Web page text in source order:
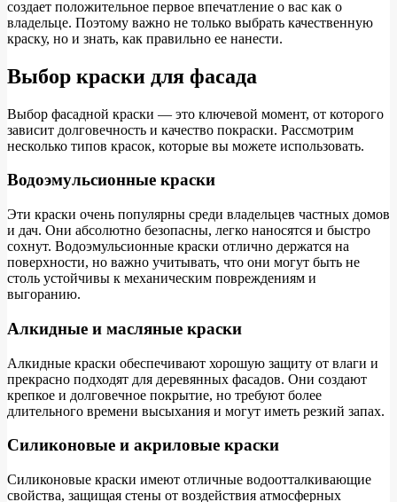
создает положительное первое впечатление о вас как о
владельце. Поэтому важно не только выбрать качественную
краску, но и знать, как правильно ее нанести.
Выбор краски для фасада
Выбор фасадной краски — это ключевой момент, от которого
зависит долговечность и качество покраски. Рассмотрим
несколько типов красок, которые вы можете использовать.
Водоэмульсионные краски
Эти краски очень популярны среди владельцев частных домов
и дач. Они абсолютно безопасны, легко наносятся и быстро
сохнут. Водоэмульсионные краски отлично держатся на
поверхности, но важно учитывать, что они могут быть не
столь устойчивы к механическим повреждениям и
выгоранию.
Алкидные и масляные краски
Алкидные краски обеспечивают хорошую защиту от влаги и
прекрасно подходят для деревянных фасадов. Они создают
крепкое и долговечное покрытие, но требуют более
длительного времени высыхания и могут иметь резкий запах.
Силиконовые и акриловые краски
Силиконовые краски имеют отличные водоотталкивающие
свойства, защищая стены от воздействия атмосферных